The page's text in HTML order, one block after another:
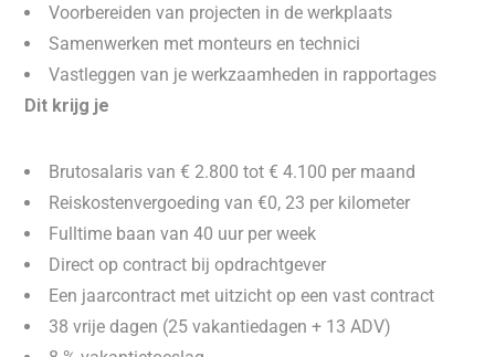
Voorbereiden van projecten in de werkplaats
Samenwerken met monteurs en technici
Vastleggen van je werkzaamheden in rapportages
Dit krijg je
Brutosalaris van € 2.800 tot € 4.100 per maand
Reiskostenvergoeding van €0, 23 per kilometer
Fulltime baan van 40 uur per week
Direct op contract bij opdrachtgever
Een jaarcontract met uitzicht op een vast contract
38 vrije dagen (25 vakantiedagen + 13 ADV)